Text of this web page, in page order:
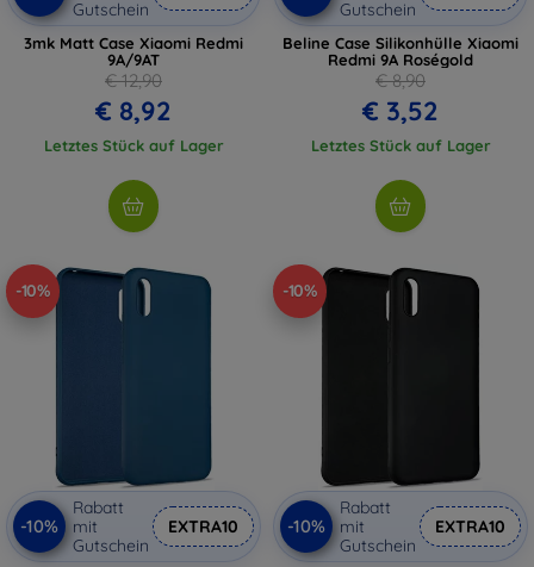
Gutschein
3mk Matt Case Xiaomi Redmi
9A/9AT
€ 12,90
€ 8,92
Letztes Stück auf Lager
Gutschein
Beline Case Silikonhülle Xiaomi
Redmi 9A Roségold
€ 8,90
€ 3,52
Letztes Stück auf Lager
-10%
-10%
Rabatt
mit
Gutschein
EXTRA10
-10%
-10%
Rabatt
mit
Gutschein
EXTRA10